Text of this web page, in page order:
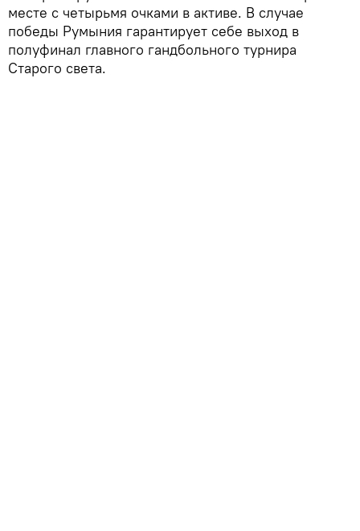
месте с четырьмя очками в активе. В случае
победы Румыния гарантирует себе выход в
полуфинал главного гандбольного турнира
Старого света.